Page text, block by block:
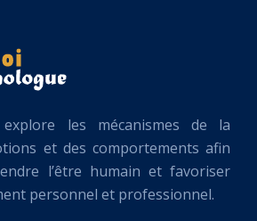
les mécanismes de la
et des comportements afin
l’être humain et favoriser
personnel et professionnel.